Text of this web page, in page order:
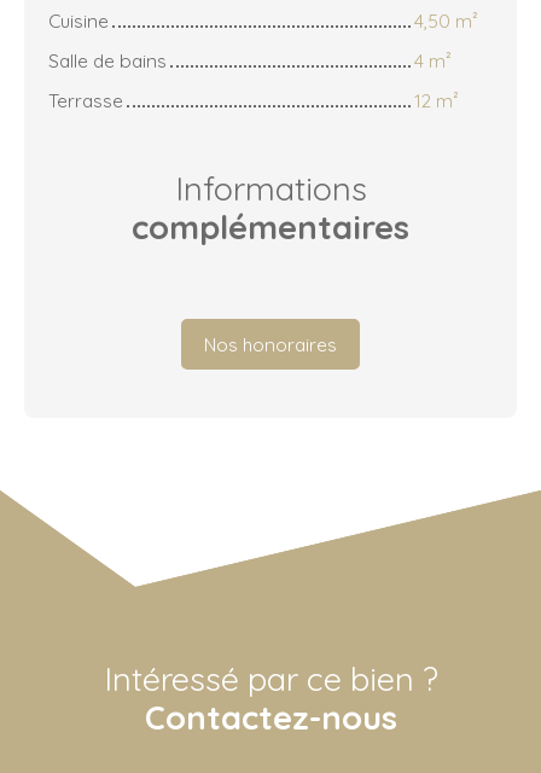
Cuisine
4,50 m²
Salle de bains
4 m²
Terrasse
12 m²
Informations
complémentaires
Nos honoraires
Intéressé par ce bien ?
Contactez-nous